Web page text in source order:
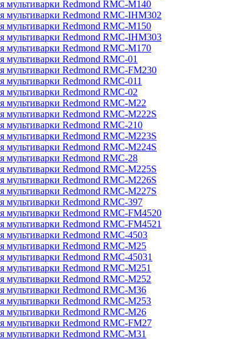
мультиварки Redmond RMC-M140
мультиварки Redmond RMC-IHM302
мультиварки Redmond RMC-M150
мультиварки Redmond RMC-IHM303
мультиварки Redmond RMC-M170
мультиварки Redmond RMC-01
мультиварки Redmond RMC-FM230
мультиварки Redmond RMC-011
мультиварки Redmond RMC-02
мультиварки Redmond RMC-M22
мультиварки Redmond RMC-M222S
мультиварки Redmond RMC-210
мультиварки Redmond RMC-M223S
мультиварки Redmond RMC-M224S
мультиварки Redmond RMC-28
мультиварки Redmond RMC-M225S
мультиварки Redmond RMC-M226S
мультиварки Redmond RMC-M227S
мультиварки Redmond RMC-397
мультиварки Redmond RMC-FM4520
мультиварки Redmond RMC-FM4521
мультиварки Redmond RMC-4503
мультиварки Redmond RMC-M25
мультиварки Redmond RMC-45031
мультиварки Redmond RMC-M251
мультиварки Redmond RMC-M252
мультиварки Redmond RMC-M36
мультиварки Redmond RMC-M253
мультиварки Redmond RMC-M26
мультиварки Redmond RMC-FM27
мультиварки Redmond RMC-M31